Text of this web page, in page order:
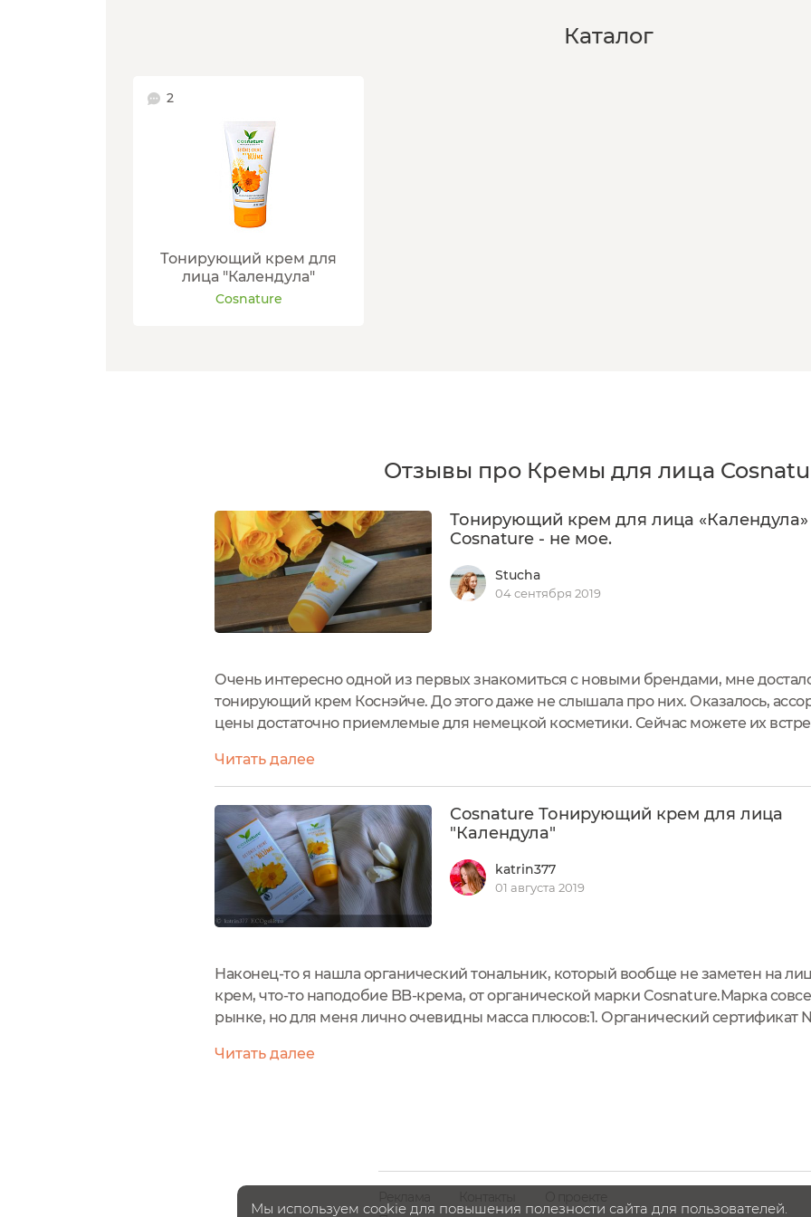
Каталог
2
Тонирующий крем для
лица "Календула"
Cosnature
Отзывы про Кремы для лица
Тонирующий крем для лица «Календула»
Cosnature - не мое.
Stucha
04 сентября 2019
Очень интересно одной из первых знакомиться с новыми брендами, мне
тонирующий крем Коснэйче. До этого даже не слышала про них. Оказалось,
цены достаточно приемлемые для немецкой косметики. Сейчас можете их
картонной коробочке,...
Читать далее
Cosnature Тонирующий крем для лица
"Календула"
katrin377
01 августа 2019
Наконец-то я нашла органический тональник, который вообще не заметен на
крем, что-то наподобие BB-крема, от органической марки Cosnature.Марка
рынке, но для меня лично очевидны масса плюсов:1. Органический сертификат
знаком Vegan (кроме...
Читать далее
Мы используем cookie для повышения полезности сайта для пользователей.